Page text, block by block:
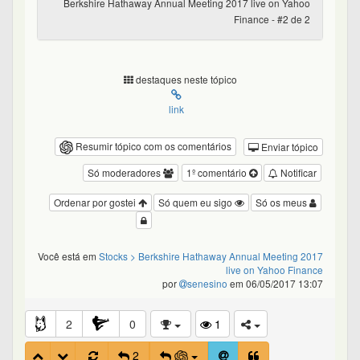
Berkshire Hathaway Annual Meeting 2017 live on Yahoo
Finance - #2 de 2
destaques neste tópico
link
Resumir tópico com os comentários
Enviar tópico
Notificar
1º comentário
Só moderadores
Só os meus
Só quem eu sigo
Ordenar por gostei
Você está em Stocks > Berkshire Hathaway Annual Meeting 2017
live on Yahoo Finance
por
senesino em 06/05/2017 13:07
2 0
1
2